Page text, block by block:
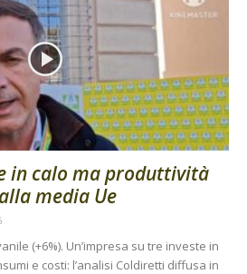
in calo ma produttività
media Ue
(+6%). Un’impresa su tre investe in
e costi: l’analisi Coldiretti diffusa in